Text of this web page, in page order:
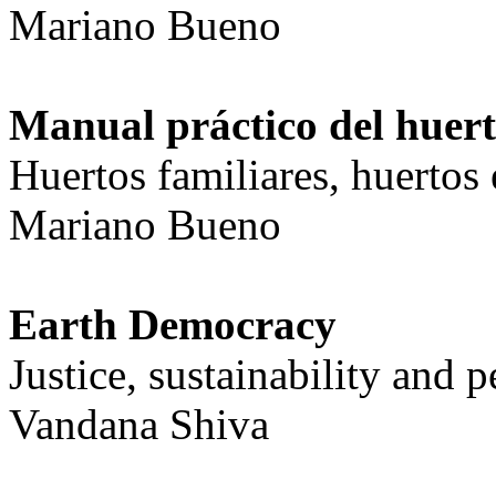
Mariano Bueno
Manual práctico del
Huertos familiares, huertos
Mariano Bueno
Earth Democracy
Justice, sustainability and
Vandana Shiva